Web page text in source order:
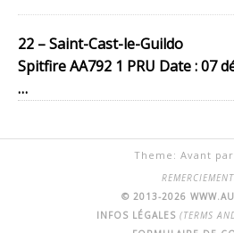
22 – Saint-Cast-le-Guildo
Spitfire AA792 1 PRU Date : 07
…
Theme: Avant par
© 2013-2026
INFOS LÉGALES (TERMS